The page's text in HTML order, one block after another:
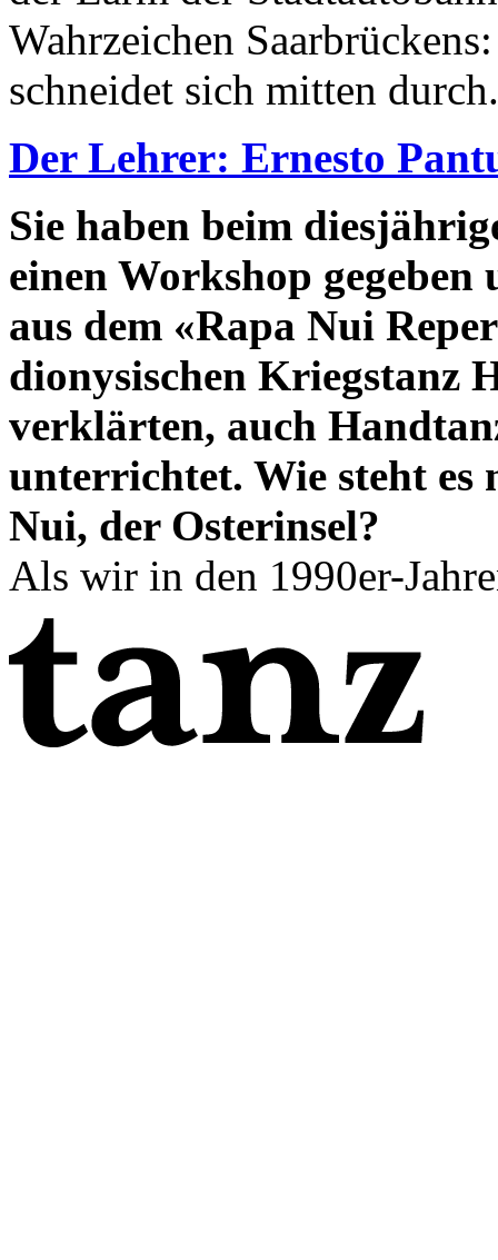
Wahrzeichen
schneidet sich mitten
Der Lehrer: Ernesto
Sie haben beim
einen Workshop gegeben
aus dem «Rapa Nui
dionysischen Kriegstanz
verklärten, auch
unterrichtet. Wie steht
Nui, der Osterinsel?
Als wir in den 1990er-